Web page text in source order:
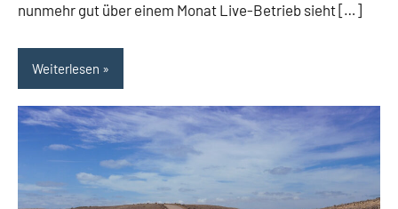
nunmehr gut über einem Monat Live-Betrieb sieht […]
Weiterlesen